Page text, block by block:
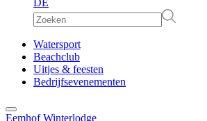
DE
EN
DE
Watersport
Beachclub
Uitjes & feesten
Bedrijfsevenementen
Eemhof Winterlodge